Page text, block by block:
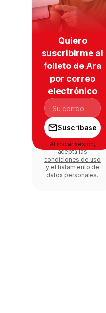
Quiero
suscribirme al
folleto de Ara
por correo
electrónico
Suscríbase
Al iniciar sesión,
acepta las
condiciones de uso
y el tratamiento de
datos personales.